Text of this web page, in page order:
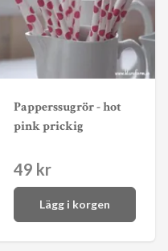
Papperssugrör - hot
pink prickig
49 kr
Lägg i korgen